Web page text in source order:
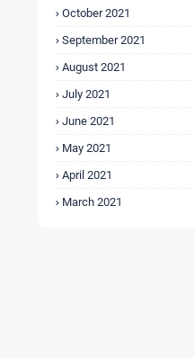
October 2021
September 2021
August 2021
July 2021
June 2021
May 2021
April 2021
March 2021